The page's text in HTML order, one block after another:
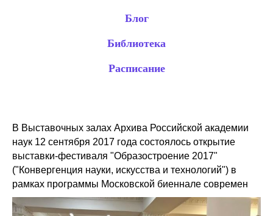
Блог
Библиотека
Расписание
В Выставочных залах Архива Российской академии
наук 12 сентября 2017 года состоялось открытие
выставки-фестиваля "Образостроение 2017"
("Конвергенция науки, искусства и технологий") в
рамках программы Московской биеннале современ